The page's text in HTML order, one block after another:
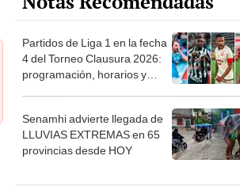
Partidos de Liga 1 en la fecha
4 del Torneo Clausura 2026:
programación, horarios y
Senamhi advierte llegada de
LLUVIAS EXTREMAS en 65
provincias desde HOY